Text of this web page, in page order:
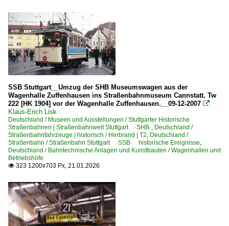
SSB Stuttgart__Umzug der SHB Museumswagen aus der
Wagenhalle Zuffenhausen ins Straßenbahnmuseum Cannstatt. Tw
222 [HK 1904] vor der Wagenhalle Zuffenhausen.__09-12-2007 
Klaus-Erich Lisk
Deutschland / Museen und Ausstellungen / Stuttgarter Historische
Straßenbahnen | Straßenbahnwelt Stuttgart ·SHB·, Deutschland /
Straßenbahnfahrzeuge | historisch / Herbrand | T2, Deutschland /
Straßenbahn / Straßenbahn Stuttgart ·SSB· historische Ereignisse,
Deutschland / Bahntechnische Anlagen und Kunstbauten / Wagenhallen und
Betriebshöfe
 323 1200x703 Px, 21.01.2026